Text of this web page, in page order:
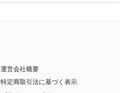
運営会社概要
特定商取引法に基づく表示